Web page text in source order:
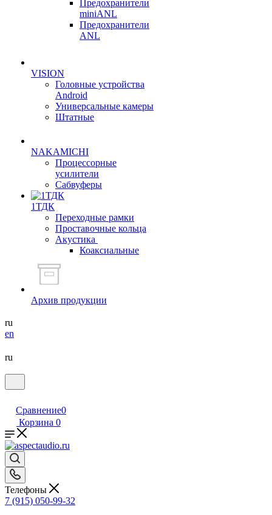
Предохранители
miniANL
Предохранители
ANL
VISION
Головные устройства
Android
Универсальные камеры
Штатные
NAKAMICHI
Процессорные
усилители
Сабвуферы
1ТДК
Переходные рамки
Проставочные кольца
Акустика
Коаксиальные
Архив продукции
ru
en
ru
Сравнение0
Корзина 0
Телефоны
7 (915) 050-99-32